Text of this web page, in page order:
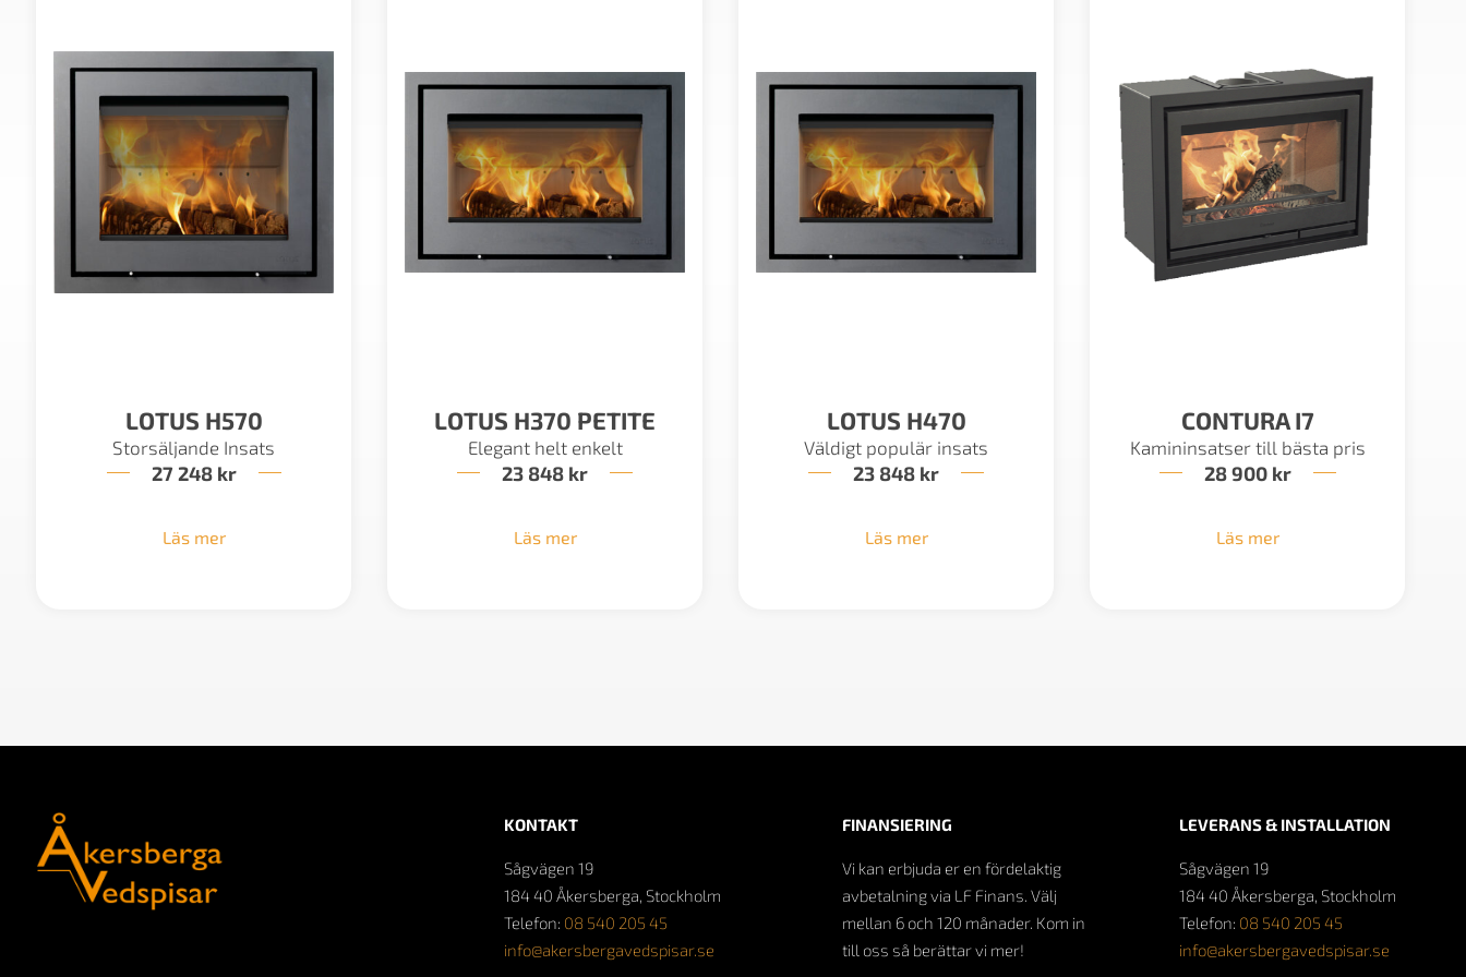
LOTUS H570
Storsäljande Insats
27 248 kr
Läs mer
LOTUS H370 PETITE
Elegant helt enkelt
23 848 kr
Läs mer
LOTUS H470
Väldigt populär insats
23 848 kr
Läs mer
CONTURA I7
Kamininsatser till bästa pris
28 900 kr
Läs mer
KONTAKT
Sågvägen 19
184 40 Åkersberga, Stockholm
Telefon: 08 540 205 45
info@akersbergavedspisar.se
FINANSIERING
Vi kan erbjuda er en fördelaktig
avbetalning via LF Finans. Välj
mellan 6 och 120 månader. Kom in
till oss så berättar vi mer!
LEVERANS & INSTALLATION
Sågvägen 19
184 40 Åkersberga, Stockholm
Telefon: 08 540 205 45
info@akersbergavedspisar.se